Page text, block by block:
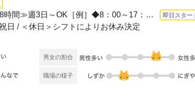
3ヵ月以上 即日〜 / ≪シフト制/実働8時間≫週3日～OK［例］◆8：00～17：00◆9：00～18：... 即日スター
日 / ＜休日＞シフトによりお休み決定
男女の割合
職場の様子